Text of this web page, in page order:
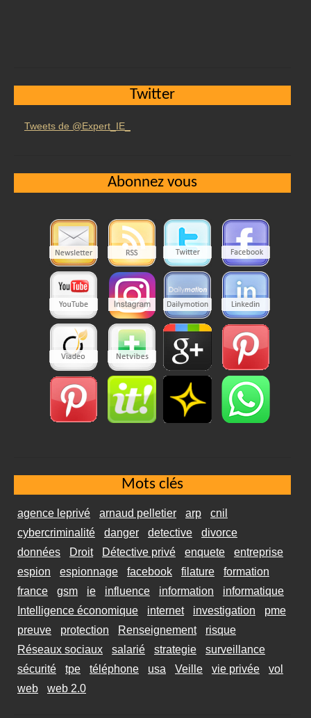
Twitter
Tweets de @Expert_IE_
Abonnez vous
Mots clés
agence leprivé arnaud pelletier arp
cnil
cybercriminalité
danger detective
divorce
données
Droit Détective privé enquete
entreprise
espion
espionnage facebook filature
formation
france
gsm ie influence information
informatique
Intelligence économique
internet investigation
pme
preuve
protection Renseignement
risque
Réseaux sociaux
salarié strategie
surveillance
sécurité
tpe téléphone usa Veille vie privée
vol
web
web 2.0